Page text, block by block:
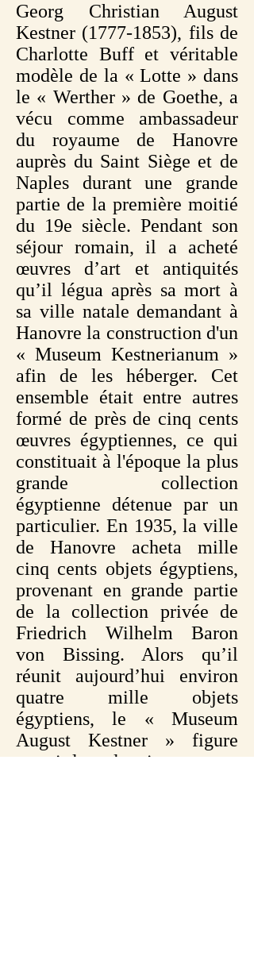
Georg Christian August
Kestner (1777-1853), fils de
Charlotte Buff et véritable
modèle de la « Lotte » dans
le « Werther » de Goethe, a
vécu comme ambassadeur
du royaume de Hanovre
auprès du Saint Siège et de
Naples durant une grande
partie de la première moitié
du 19e siècle. Pendant son
séjour romain, il a acheté
œuvres d’art et antiquités
qu’il légua après sa mort à
sa ville natale demandant à
Hanovre la construction d'un
« Museum Kestnerianum »
afin de les héberger. Cet
ensemble était entre autres
formé de près de cinq cents
œuvres égyptiennes, ce qui
constituait à l'époque la plus
grande collection
égyptienne détenue par un
particulier. En 1935, la ville
de Hanovre acheta mille
cinq cents objets égyptiens,
provenant en grande partie
de la collection privée de
Friedrich Wilhelm Baron
von Bissing. Alors qu’il
réunit aujourd’hui environ
quatre mille objets
égyptiens, le « Museum
August Kestner » figure
parmi les plus importantes